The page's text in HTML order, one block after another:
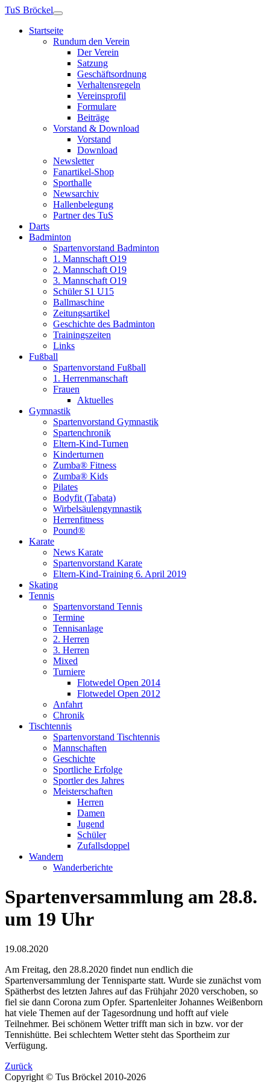
TuS Bröckel
Startseite
Rundum den Verein
Der Verein
Satzung
Geschäftsordnung
Verhaltensregeln
Vereinsprofil
Formulare
Beiträge
Vorstand & Download
Vorstand
Download
Newsletter
Fanartikel-Shop
Sporthalle
Newsarchiv
Hallenbelegung
Partner des TuS
Darts
Badminton
Spartenvorstand Badminton
1. Mannschaft O19
2. Mannschaft O19
3. Mannschaft O19
Schüler S1 U15
Ballmaschine
Zeitungsartikel
Geschichte des Badminton
Trainingszeiten
Links
Fußball
Spartenvorstand Fußball
1. Herrenmanschaft
Frauen
Aktuelles
Gymnastik
Spartenvorstand Gymnastik
Spartenchronik
Eltern-Kind-Turnen
Kinderturnen
Zumba® Fitness
Zumba® Kids
Pilates
Bodyfit (Tabata)
Wirbelsäulengymnastik
Herrenfitness
Pound®
Karate
News Karate
Spartenvorstand Karate
Eltern-Kind-Training 6. April 2019
Skating
Tennis
Spartenvorstand Tennis
Termine
Tennisanlage
2. Herren
3. Herren
Mixed
Turniere
Flotwedel Open 2014
Flotwedel Open 2012
Anfahrt
Chronik
Tischtennis
Spartenvorstand Tischtennis
Mannschaften
Geschichte
Sportliche Erfolge
Sportler des Jahres
Meisterschaften
Herren
Damen
Jugend
Schüler
Zufallsdoppel
Wandern
Wanderberichte
Spartenversammlung am 28.8.
um 19 Uhr
19.08.2020
Am Freitag, den 28.8.2020 findet nun endlich die
Spartenversammlung der Tennisparte statt. Wurde sie zunächst vom
Spätherbst des letzten Jahres auf das Frühjahr 2020 verschoben, so
fiel sie dann Corona zum Opfer. Spartenleiter Johannes Weißenborn
hat viele Themen auf der Tagesordnung und hofft auf viele
Teilnehmer. Bei schönem Wetter trifft man sich in bzw. vor der
Tennishütte. Bei schlechtem Wetter steht das Sportheim zur
Verfügung.
Zurück
Copyright © Tus Bröckel 2010-2026